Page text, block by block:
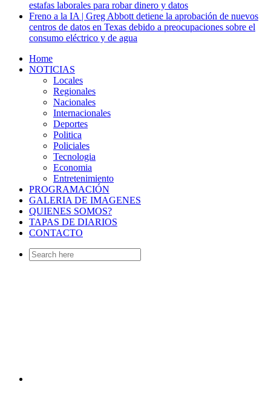
estafas laborales para robar dinero y datos
Freno a la IA | Greg Abbott detiene la aprobación de nuevos
centros de datos en Texas debido a preocupaciones sobre el
consumo eléctrico y de agua
Home
NOTICIAS
Locales
Regionales
Nacionales
Internacionales
Deportes
Politica
Policiales
Tecnologia
Economia
Entretenimiento
PROGRAMACIÓN
GALERIA DE IMAGENES
QUIENES SOMOS?
TAPAS DE DIARIOS
CONTACTO
Search
for: